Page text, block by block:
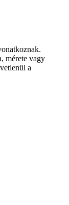
mérete vagy
a